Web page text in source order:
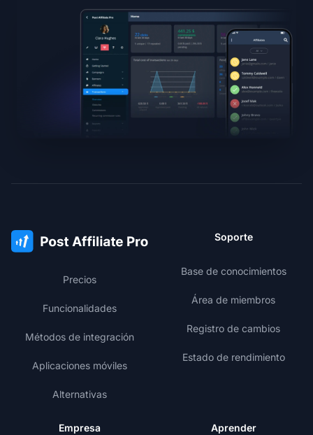
Precios
Funcionalidades
Métodos de integración
Aplicaciones móviles
Alternativas
Soporte
Base de conocimientos
Área de miembros
Registro de cambios
Estado de rendimiento
Empresa Aprender